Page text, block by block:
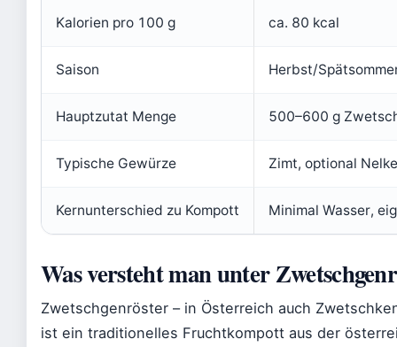
Kalorien pro 100 g ca. 80 kcal
Saison Herbst/
Hauptzutat Menge 500–600 g
Typische Gewürze Zimt, optional Nelke
Kernunterschied zu Kompott Minimal Wasser,
Was versteht man unter
Zwetschgenröster – in Österreich auch
ist ein traditionelles Fruchtkompott aus der